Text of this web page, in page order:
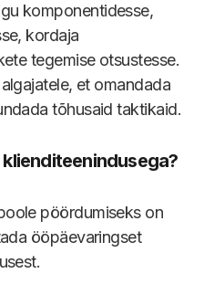
komponentidesse,
kordaja
tegemise otsustesse.
et omandada
tõhusaid taktikaid.
pöördumiseks on
ööpäevaringset